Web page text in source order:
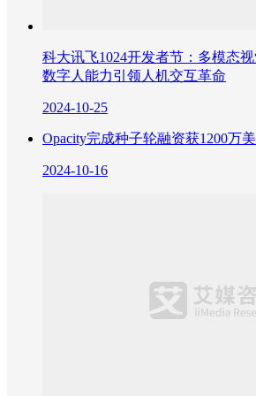
科大讯飞1024开发者节：多模态
数字人能力引领人机交互革命
2024-10-25
Opacity完成种子轮融资获1200万
2024-10-16